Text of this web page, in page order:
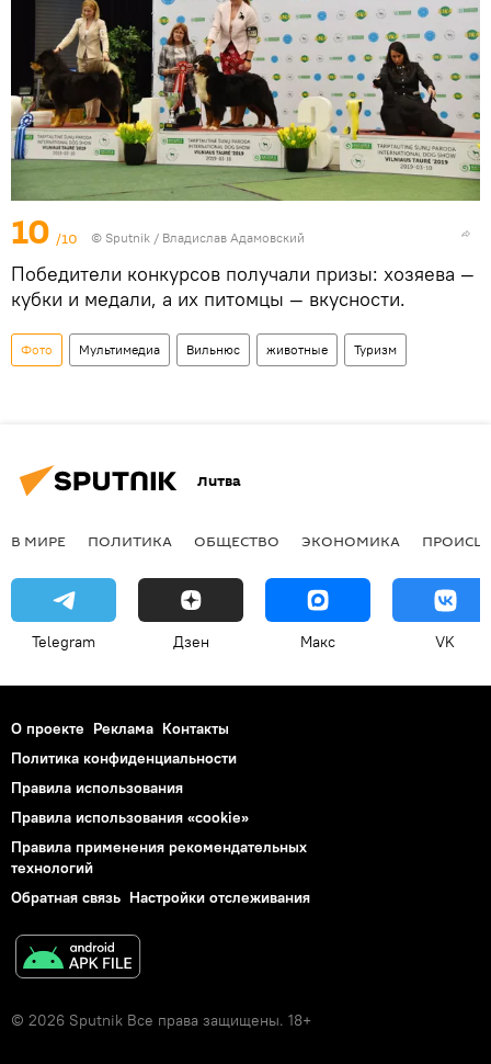
10 /10 © Sputnik / Владислав Адамовский
Победители конкурсов получали призы: хозяева —
кубки и медали, а их питомцы — вкусности.
Фото Мультимедиа Вильнюс животные Туризм
Литва
В МИРЕ ПОЛИТИКА ОБЩЕСТВО ЭКОНОМИКА
Telegram Дзен Макс VK
О проекте Реклама Контакты
Политика конфиденциальности
Правила использования
Правила использования «cookie»
Правила применения рекомендательных
технологий
Обратная связь Настройки отслеживания
© 2026 Sputnik Все права защищены. 18+